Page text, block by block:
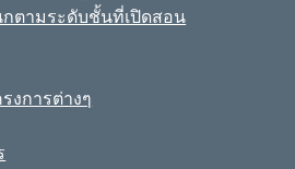
กตามระดับชั้นที่เปิดสอน
งการต่างๆ